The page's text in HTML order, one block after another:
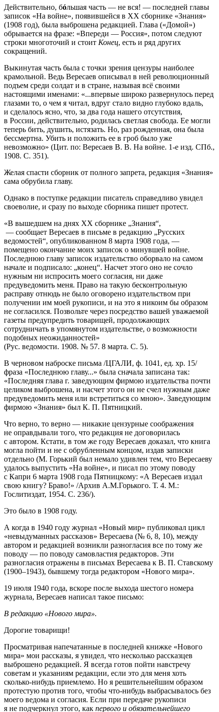
Действительно, бóльшая часть — не вся! — последней главы
записок «На войне», появившейся в ХХ сборнике «Знания»
(1908 год), была выброшена редакцией. Глава («Домой»)
обрывается на фразе: «Впереди — Россия», потом следуют
строки многоточий и стоит Конец, есть и ряд других
сокращений.
Выкинутая часть была с точки зрения цензуры наиболее
крамольной. Ведь Вересаев описывал в ней революционный
подъем среди солдат и в стране, называя всё своими
настоящими именами: «...впервые широко развернулось перед
глазами то, о чем я читал, вдруг стало видно глубоко вдаль,
и сделалось ясно, что, за два года нашего отсутствия,
в России, действительно, родилась светлая свобода. Ее могли
теперь бить, душить, истязать. Но, раз рожденная, она была
бессмертна. Убить и положить ее в гроб было уже
невозможно» (Цит. по: Вересаев В. В. На войне. 1-е изд. СПб.,
1908. С. 351).
Желая спасти сборник от полного запрета, редакция «Знания»
сама обрубила главу.
Однако в поступке редакции писатель справедливо увидел
своеволие, и сразу по выходе сборника пишет протест.
«В вышедшем на днях ХХ сборнике „Знания“,
— сообщает Вересаев в письме в редакцию „Русских
ведомостей“, опубликованном 8 марта 1908 года, —
помещено окончание моих записок о минувшей войне.
Последнюю главу записок издательство оборвало на самом
начале и подписало: „конец“. Насчет этого оно не сочло
нужным ни испросить моего согласия, ни даже
предуведомить меня. Право на такую бесконтрольную
расправу отнюдь не было оговорено издательством при
получении им моей рукописи, и на это я никоим бы образом
не согласился. Позвольте через посредство вашей уважаемой
газеты предупредить товарищей, продолжающих
сотрудничать в упомянутом издательстве, о возможности
подобных неожиданностей»
(Рус. ведомости. 1908. № 57. 8 марта. С. 5).
В черновом наброске письма /ЦГАЛИ, ф. 1041, ед. хр. 15/
фраза «Последнюю главу...» была сначала записана так:
«Последняя глава г. заведующим фирмою издательства почти
целиком выброшена, и насчет этого он не счел нужным даже
предуведомить меня или встретиться со мною». Заведующим
фирмою «Знания» был К. П. Пятницкий.
Что верно, то верно — никакие цензурные соображения
не оправдывали того, что редакция не договорилась
с автором. Кстати, в том же году Вересаев доказал, что книга
могла пойти и не с обрубленным концом, издав записки
отдельно (М. Горький был немало удивлен тем, что Вересаеву
удалось выпустить «На войне», и писал по этому поводу
с Капри 6 марта 1908 года Пятницкому: «А Вересаев издал
свою книгу? Браво!» /Архив А.М.Горького. Т. 4. М.:
Гослитиздат, 1954. С. 236/).
Это было в 1908 году.
А когда в 1940 году журнал «Новый мир» публиковал цикл
«невыдуманных рассказов» Вересаева (№ 6, 8, 10), между
автором и редакцией возникли разногласия все по тому же
поводу — по поводу самовластия редакторов. Эти
разногласия отражены в письмах Вересаева к В. П. Ставскому
(1900–1943), бывшему тогда редактором «Нового мира».
19 июля 1940 года, вскоре после выхода шестого номера
журнала, Вересаев написал такое письмо:
В редакцию «Нового мира».
Дорогие товарищи!
Просматривая напечатанные в последней книжке «Нового
мира» мои рассказы, я увидел, что несколько рассказцев
выброшено редакцией. Я всегда готов пойти навстречу
советам и указаниям редакции, если это для меня хоть
сколько-нибудь приемлемо. Но я решительнейшим образом
протестую против того, чтобы что-нибудь выбрасывалось без
моего ведома и согласия. Если при передаче рукописи
я не подчеркнул этого, как первого и обязательнейшего